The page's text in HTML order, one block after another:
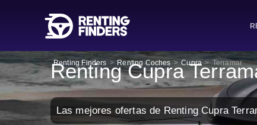
Renting Finders > Renting Coches > Cupra > Terramar
Renting Cupra
Las mejores ofertas de Renting Cupra